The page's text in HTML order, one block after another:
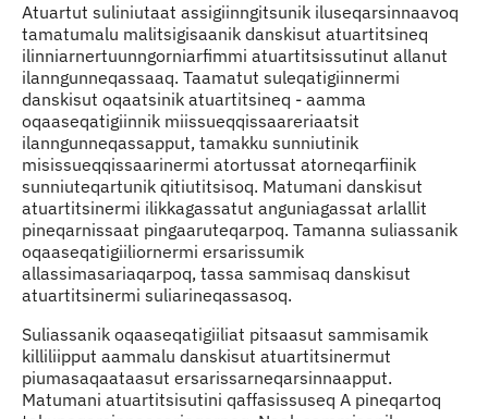
Atuartut suliniutaat assigiinngitsunik iluseqarsinnaavoq
tamatumalu malitsigisaanik danskisut atuartitsineq
ilinniarnertuunngorniarfimmi atuartitsissutinut allanut
ilanngunneqassaaq. Taamatut suleqatigiinnermi
danskisut oqaatsinik atuartitsineq - aamma
oqaaseqatigiinnik miissueqqissaareriaatsit
ilanngunneqassapput, tamakku sunniutinik
misissueqqissaarinermi atortussat atorneqarfiinik
sunniuteqartunik qitiutitsisoq. Matumani danskisut
atuartitsinermi ilikkagassatut anguniagassat arlallit
pineqarnissaat pingaaruteqarpoq. Tamanna suliassanik
oqaaseqatigiiliornermi ersarissumik
allassimasariaqarpoq, tassa sammisaq danskisut
atuartitsinermi suliarineqassasoq.
Suliassanik oqaaseqatigiiliat pitsaasut sammisamik
killiliipput aammalu danskisut atuartitsinermut
piumasaqaataasut ersarissarneqarsinnaapput.
Matumani atuartitsisutini qaffasissuseq A pineqartoq